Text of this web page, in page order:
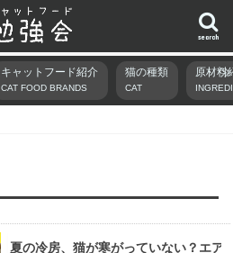
search
キャットフード紹介
CAT FOOD BRANDS
猫の種類
CAT
原材料
夏の冷房、猫が寒がっていない？エア